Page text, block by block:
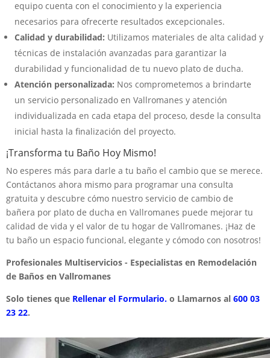
equipo cuenta con el conocimiento y la experiencia
necesarios para ofrecerte resultados excepcionales.
Calidad y durabilidad: Utilizamos materiales de alta calidad y
técnicas de instalación avanzadas para garantizar la
durabilidad y funcionalidad de tu nuevo plato de ducha.
Atención personalizada: Nos comprometemos a brindarte
un servicio personalizado en Vallromanes y atención
individualizada en cada etapa del proceso, desde la consulta
inicial hasta la finalización del proyecto.
¡Transforma tu Baño Hoy Mismo!
No esperes más para darle a tu baño el cambio que se merece.
Contáctanos ahora mismo para programar una consulta
gratuita y descubre cómo nuestro servicio de cambio de
bañera por plato de ducha en Vallromanes puede mejorar tu
calidad de vida y el valor de tu hogar de Vallromanes. ¡Haz de
tu baño un espacio funcional, elegante y cómodo con nosotros!
Profesionales Multiservicios - Especialistas en Remodelación
de Baños en Vallromanes
Solo tienes que Rellenar el Formulario. o Llamarnos al 600 03
23 22.